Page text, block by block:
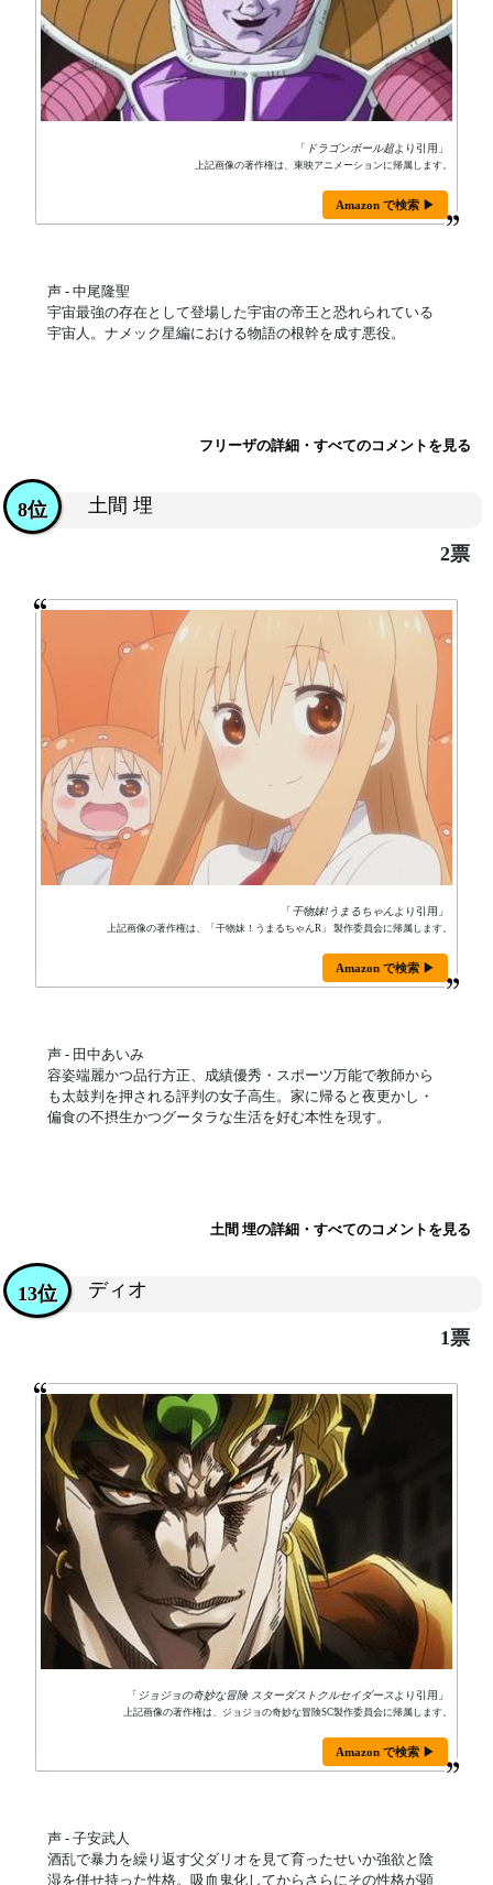
「 ドラゴンボール超より引用」
上記画像の著作権は、東映アニメーションに帰属します。
Amazon で検索 ▶
声 - 中尾隆聖
宇宙最強の存在として登場した宇宙の帝王と恐れられている
宇宙人。ナメック星編における物語の根幹を成す悪役。
フリーザの詳細・すべてのコメントを見る
土間 埋
8位
2票
「干物妹!うまるちゃん より引用」
上記画像の著作権は、「干物妹！うまるちゃんR」 製作委員会に帰属します。
Amazon で検索 ▶
声 - 田中あいみ
容姿端麗かつ品行方正、成績優秀・スポーツ万能で教師から
も太鼓判を押される評判の女子高生。家に帰ると夜更かし・
偏食の不摂生かつグータラな生活を好む本性を現す。
土間 埋の詳細・すべてのコメントを見る
ディオ
13位
1票
「 ジョジョの奇妙な冒険 スターダストクルセイダース より引用」
上記画像の著作権は、ジョジョの奇妙な冒険SC製作委員会に帰属します。
Amazon で検索 ▶
声 - 子安武人
酒乱で暴力を繰り返す父ダリオを見て育ったせいか強欲と陰
湿を併せ持った性格。吸血鬼化してからさらにその性格が顕